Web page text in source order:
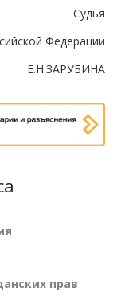
Судья
Федерации
Е.Н.ЗАРУБИНА
прав